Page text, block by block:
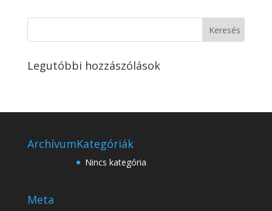
Legutóbbi hozzászólások
ArchívumKategóriák
Nincs kategória
Meta